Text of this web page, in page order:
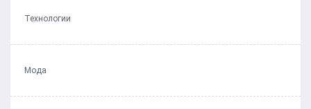
Технологии
Мода